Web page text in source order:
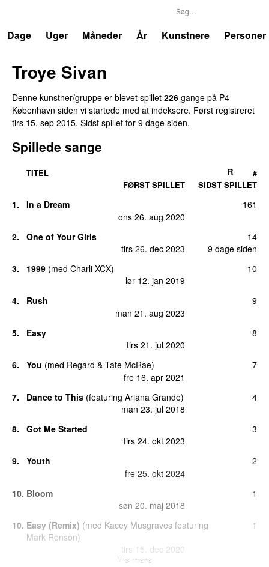
Dage
Uger Måneder År Kunstnere Personer
Troye Sivan
Denne kunstner/gruppe er blevet spillet 226 gange på P4
København siden vi startede med at indeksere. Først registreret
tirs 15. sep 2015. Sidst spillet for 9 dage siden.
Spillede sange
TITEL
FØRST SPILLET
SIDST SPILLET
R #
1.
In a Dream
ons 26. aug 2020
161
2.
One of Your Girls
tirs 26. dec 2023
9 dage siden
14
3. 1999 (med Charli XCX)
lør 12. jan 2019
10
4.
Rush
man 21. aug 2023
9
5.
Easy
tirs 21. jul 2020
8
6. You (med Regard & Tate McRae)
fre 16. apr 2021
7
7. Dance to This (featuring Ariana Grande)
man 23. jul 2018
4
8.
Got Me Started
tirs 24. okt 2023
3
9.
Youth
fre 25. okt 2024
2
10. Bloom
søn 20. maj 2018
1
10. Easy (Remix) (med Kacey Musgraves featuring
Mark Ronson)
tirs 15. dec 2020
1
Vis mere